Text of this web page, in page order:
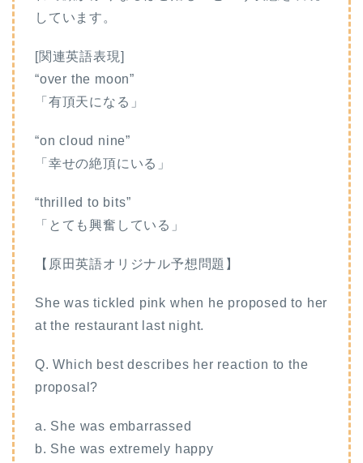
しています。
[関連英語表現]
“over the moon”
「有頂天になる」
“on cloud nine”
「幸せの絶頂にいる」
“thrilled to bits”
「とても興奮している」
【原田英語オリジナル予想問題】
She was tickled pink when he proposed to her
at the restaurant last night.
Q. Which best describes her reaction to the
proposal?
a. She was embarrassed
b. She was extremely happy